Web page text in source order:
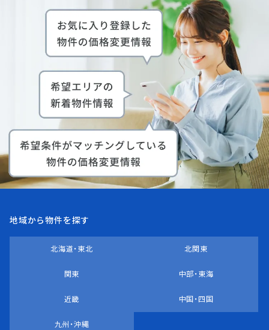
地域から物件を探す
北海道・東北 北関東
関東 中部・東海
近畿 中国・四国
九州・沖縄